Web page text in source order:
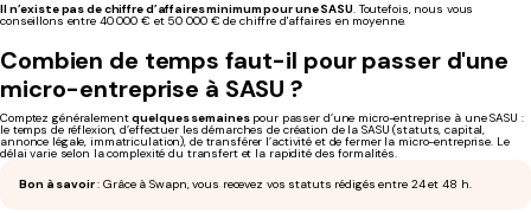
Il n’existe pas de chiffre d’affaires minimum pour une SASU. Toutefois, nous vous
conseillons entre 40 000 € et 50 000 € de chiffre d'affaires en moyenne.
Combien de temps faut-il pour passer d'une
micro-entreprise à SASU ?
Comptez généralementquelques semainespour passer d’une micro-entreprise à une SASU :
le temps de réflexion, d’effectuer les démarches de création de la SASU (statuts, capital,
annonce légale, immatriculation), de transférer l’activité et de fermer la micro-entreprise. Le
délai varie selon la complexité du transfert et la rapidité des formalités.
Bon à savoir: Grâce à Swapn, vous recevez vos statuts rédigés entre 24 et 48 h.